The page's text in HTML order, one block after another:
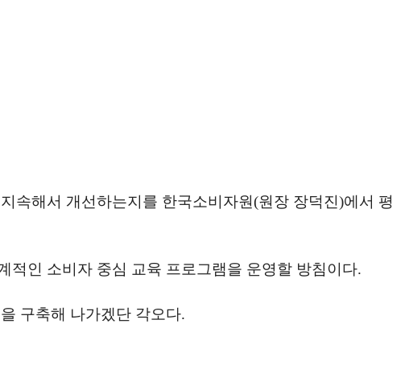
속해서 개선하는지를 한국소비자원(원장 장덕진)에서 평
적인 소비자 중심 교육 프로그램을 운영할 방침이다.
구축해 나가겠단 각오다.